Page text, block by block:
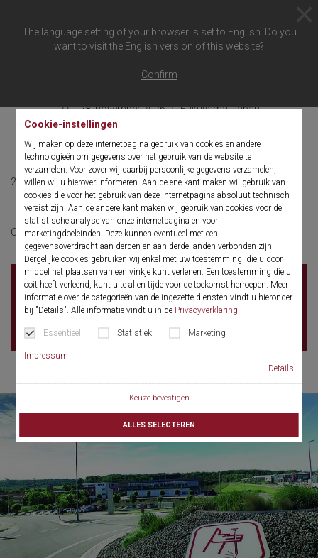
Cookie-instellingen
Wij maken op deze internetpagina gebruik van cookies en andere
technologieën om gegevens over het gebruik van de website te
verzamelen. Voor zover wij daarbij persoonlijke gegevens verzamelen,
willen wij u hierover informeren. Aan de ene kant maken wij gebruik van
cookies die voor het gebruik van deze internetpagina absoluut technisch
vereist zijn. Aan de andere kant maken wij gebruik van cookies voor de
statistische analyse van onze internetpagina en voor
marketingdoeleinden. Deze kunnen eventueel met een
gegevensoverdracht aan derden en aan derde landen verbonden zijn.
Dergelijke cookies gebruiken wij enkel met uw toestemming, die u door
middel het plaatsen van een vinkje kunt verlenen. Een toestemming die u
ooit heeft verleend, kunt u te allen tijde voor de toekomst herroepen. Meer
informatie over de categorieën van de ingezette diensten vindt u hieronder
bij "Details". Alle informatie vindt u in de Privacyverklaring.
Essentieel Statistiek Marketing
Impressum
Details
Keuze bevestigen
ALLES SELECTEREN
The language setting of your browser is set to English. Do you
want to visit the English version of this website?
Confirm
27. - 28. november 2026 Fukuyama, Japan
JASMETS
27. - 28. november 2026 English
Click here for: More information
.
. Fukuyama
Japan